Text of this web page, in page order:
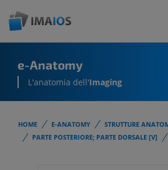
e-Anatomy
L'anatomia dell'Imaging
HOME E-ANATOMY STRUTTURE
PARTE POSTERIORE; PARTE DORSALE [V]